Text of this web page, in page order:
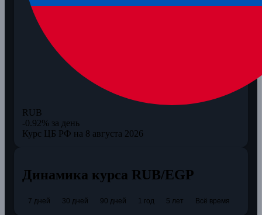
RUB
-0.92% за день
Курс ЦБ РФ на 8 августа 2026
Динамика курса RUB/EGP
7 дней 30 дней 90 дней 1 год 5 лет Всё время